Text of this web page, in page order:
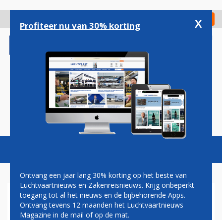
gaan
Check in
Magazine Podcasts Vacatures
SEPLA
Profiteer nu van 30% korting x
Ontvang een jaar lang 30% korting op het beste van
Luchtvaartnieuws en Zakenreisnieuws. Krijg onbeperkt
toegang tot al het nieuws en de bijbehorende Apps.
Ontvang tevens 12 maanden het Luchtvaartnieuws
Magazine in de mail of op de mat.